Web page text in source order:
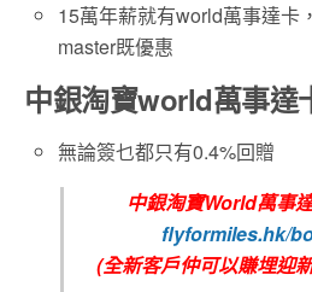
15萬年薪就有world萬事達卡
master既優惠
中銀淘寶world萬事達
無論簽乜都只有0.4%回贈
中銀淘寶World萬事
flyformiles.hk/
(全新客戶仲可以賺埋迎